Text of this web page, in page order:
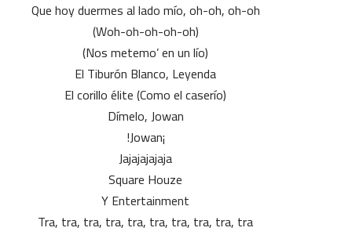
Que hoy duermes al lado mío, oh-oh, oh-oh
(Woh-oh-oh-oh-oh)
(Nos metemo’ en un lío)
El Tiburón Blanco, Leyenda
El corillo élite (Como el caserío)
Dímelo, Jowan
¡Jowan!
Jajajajajaja
Square Houze
Y Entertainment
Tra, tra, tra, tra, tra, tra, tra, tra, tra, tra